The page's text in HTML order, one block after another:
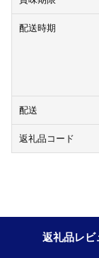
配送時期
配送
返礼品コード
返礼品レビ